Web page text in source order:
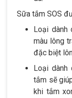
Sữa tắm SOS
Loại dành
màu lông
đặc biệt
Loại dành
tắm sẽ
khi tắm